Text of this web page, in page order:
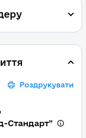
Роздрукувати
Стандарт"